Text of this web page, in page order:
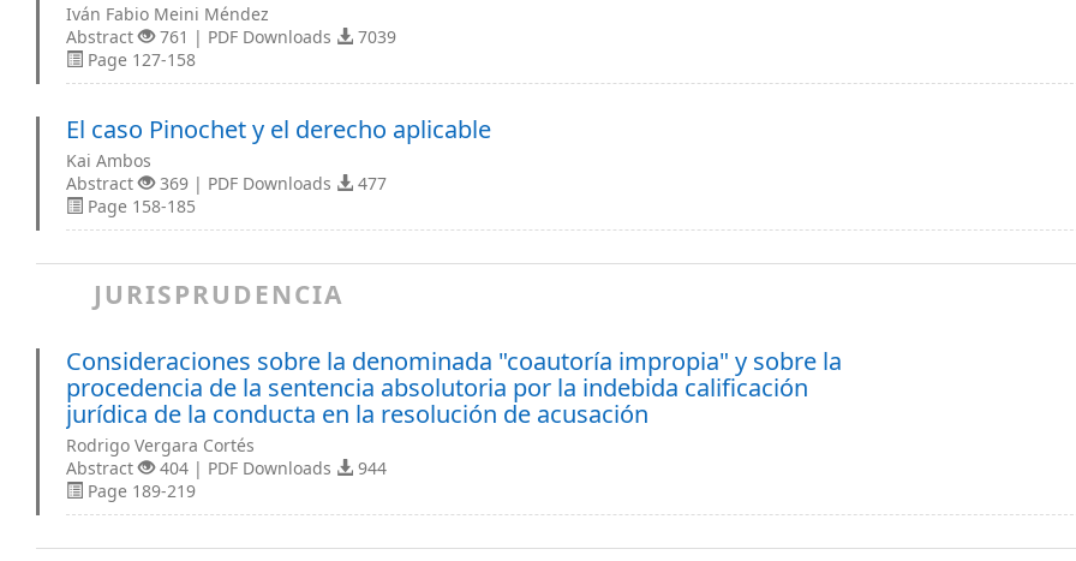
Iván Fabio Meini Méndez
Abstract
761 | PDF Downloads
7039
Page 127-158
El caso Pinochet y el derecho aplicable
Kai Ambos
Abstract
369 | PDF Downloads
477
Page 158-185
JURISPRUDENCIA
Consideraciones sobre la denominada "coautoría impropia" y sobre la
procedencia de la sentencia absolutoria por la indebida calificación
jurídica de la conducta en la resolución de acusación
Rodrigo Vergara Cortés
Abstract
404 | PDF Downloads
944
Page 189-219